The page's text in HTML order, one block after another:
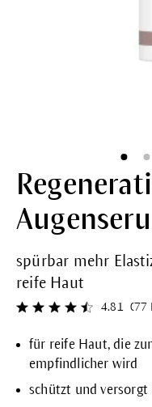
spürbar mehr
reife Haut
Durchschnittliche4.81 (77
für reife Haut, die
empfindlicher wird
schützt und versorgt